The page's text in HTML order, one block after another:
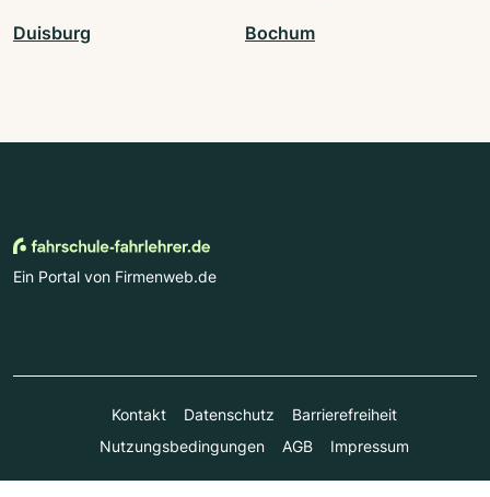
Duisburg Bochum
Ein Portal von Firmenweb.de
Kontakt Datenschutz
Barrierefreiheit
Nutzungsbedingungen
AGB Impressum